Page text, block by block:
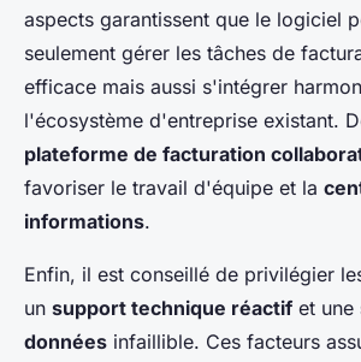
aspects garantissent que le logiciel
seulement gérer les tâches de
efficace mais aussi s'intégrer
l'écosystème d'entreprise existant.
plateforme de facturation
favoriser le travail d'équipe et la
informations.
Enfin, il est conseillé de privilégier
un support technique réactif et une
données infaillible. Ces facteurs